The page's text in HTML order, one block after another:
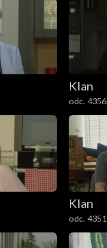
Klan
odc. 4356
Klan
odc. 4351